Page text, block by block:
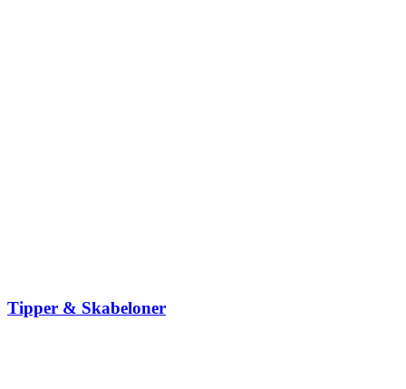
Tipper & Skabeloner